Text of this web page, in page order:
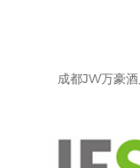
成都JW万豪